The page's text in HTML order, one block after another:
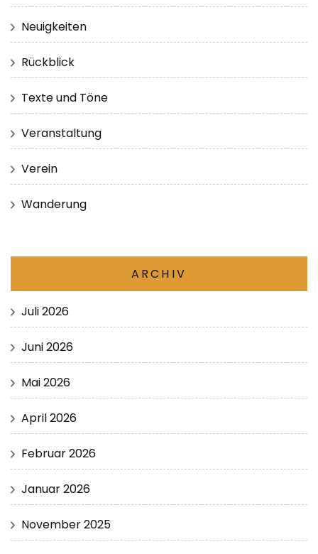
Neuigkeiten
Rückblick
Texte und Töne
Veranstaltung
Verein
Wanderung
ARCHIV
Juli 2026
Juni 2026
Mai 2026
April 2026
Februar 2026
Januar 2026
November 2025